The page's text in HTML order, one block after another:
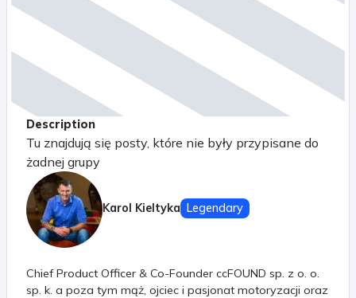
Description
Tu znajdują się posty, które nie były przypisane do
żadnej grupy
Karol Kieltyka Legendary
Chief Product Officer & Co-Founder ccFOUND sp. z o. o.
sp. k. a poza tym mąż, ojciec i pasjonat motoryzacji oraz